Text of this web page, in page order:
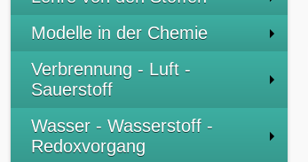
Modelle in der Chemie
Verbrennung - Luft -
Sauerstoff
Wasser - Wasserstoff -
Redoxvorgang